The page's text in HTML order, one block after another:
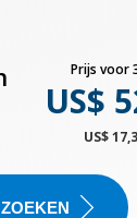
Prijs voor
US$
US$